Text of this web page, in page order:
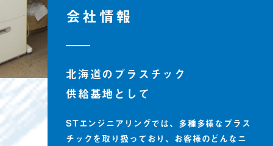
会社情報
北海道のプラスチック
供給基地として
STエンジニアリングでは、多種多様なプラス
チックを取り扱っており、お客様のどんなニ